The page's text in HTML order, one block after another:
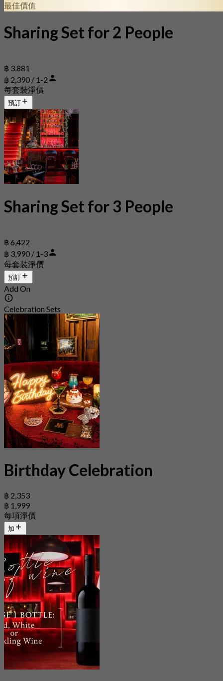
最佳價值
Sharing Set for 2 People
฿ 3,881
฿ 2,390 / 1-2
每套裝淨價
預訂
Sharing Set for 3 People
฿ 6,422
฿ 3,990 / 1-3
每套裝淨價
預訂
Add On
Celebration Sets
Birthday Celebration
฿ 2,353
฿ 1,999
每項淨價
加